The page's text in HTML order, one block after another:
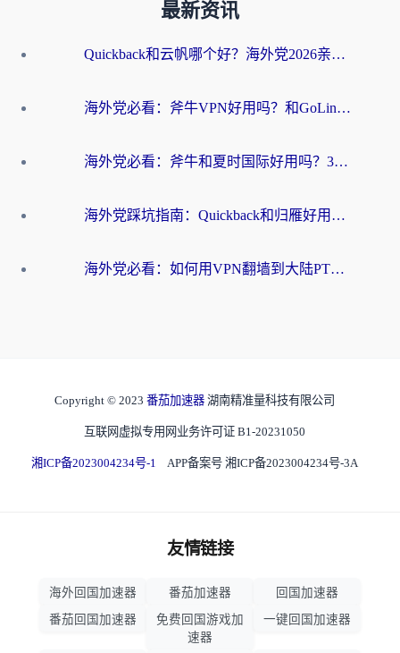
最新资讯
Quickback和云帆哪个好？海外党2026亲测指南：选对加速器大陆工具，无缝刷国内剧玩国服
海外党必看：斧牛VPN好用吗？和GoLinkVPN对比哪个回国效果更好？
海外党必看：斧牛和夏时国际好用吗？3步选对回国加速器，无缝刷国内资源
海外党踩坑指南：Quickback和归雁好用吗？选对加速器才能无缝刷国内资源
海外党必看：如何用VPN翻墙到大陆PTT？一篇解决你所有回国加速痛点
Copyright © 2023 番茄加速器 湖南精准量科技有限公司
互联网虚拟专用网业务许可证 B1-20231050
湘ICP备2023004234号-1 APP备案号 湘ICP备2023004234号-3A
友情链接
海外回国加速器 番茄加速器
回国加速器
番茄回国加速器
免费回国游戏加
速器
一键回国加速器